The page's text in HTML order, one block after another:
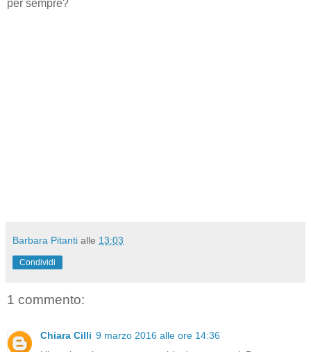
per sempre?
Barbara Pitanti alle 13:03
Condividi
1 commento:
Chiara Cilli 9 marzo 2016 alle ore 14:36